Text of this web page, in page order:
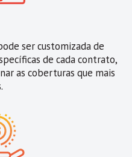
ser customizada de
de cada contrato,
as coberturas que mais